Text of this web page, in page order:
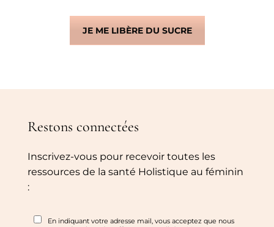
JE ME LIBÈRE DU SUCRE
Restons connectées
Inscrivez-vous pour recevoir toutes les
ressources de la santé Holistique au féminin
: